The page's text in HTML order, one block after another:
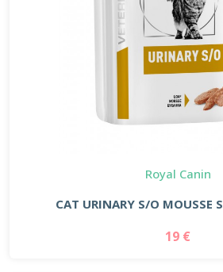
Royal Canin
CAT URINARY S/O MOUSSE
19 €